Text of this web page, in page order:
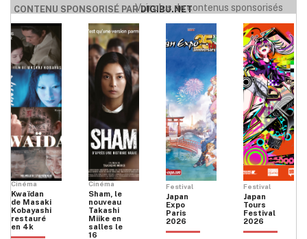
CONTENU SPONSORISÉ PARDIGIBU.NET
Voir plus de contenus sponsorisés
Cinéma
Kwaïdan
de Masaki
Kobayashi
restauré
en 4k
Cinéma
Sham, le
nouveau
Takashi
Miike en
salles le
16
Festival
Japan
Expo
Paris
2026
Festival
Japan
Tours
Festival
2026